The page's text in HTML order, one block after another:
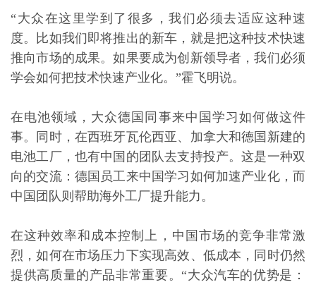
“大众在这里学到了很多，我们必须去适应这种速
度。比如我们即将推出的新车，就是把这种技术快速
推向市场的成果。如果要成为创新领导者，我们必须
学会如何把技术快速产业化。”霍飞明说。
在电池领域，大众德国同事来中国学习如何做这件
事。同时，在西班牙瓦伦西亚、加拿大和德国新建的
电池工厂，也有中国的团队去支持投产。这是一种双
向的交流：德国员工来中国学习如何加速产业化，而
中国团队则帮助海外工厂提升能力。
在这种效率和成本控制上，中国市场的竞争非常激
烈，如何在市场压力下实现高效、低成本，同时仍然
提供高质量的产品非常重要。“大众汽车的优势是：